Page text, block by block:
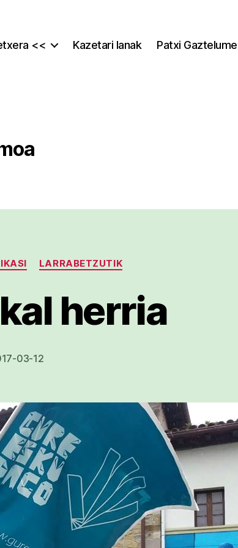
<< Kazetari lanak Patxi
LARRABETZUTIK
herria
03-12